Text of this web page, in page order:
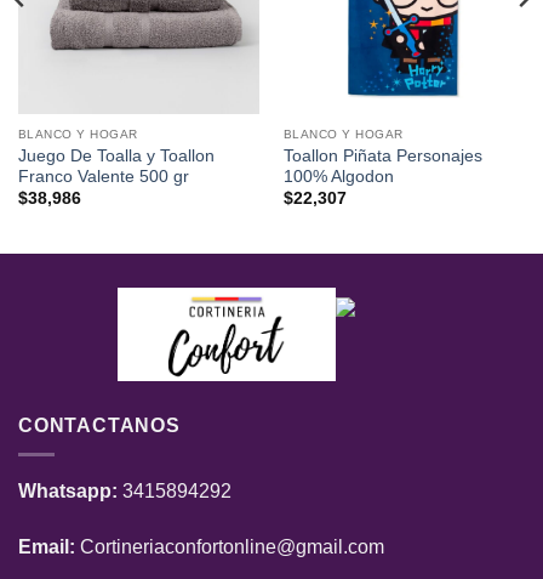
BLANCO Y HOGAR
Juego De Toalla y Toallon
Franco Valente 500 gr
$38,986
BLANCO Y HOGAR
Toallon Piñata Personajes
100% Algodon
$22,307
CONTACTANOS
Whatsapp: 3415894292
Email: Cortineriaconfortonline@gmail.com